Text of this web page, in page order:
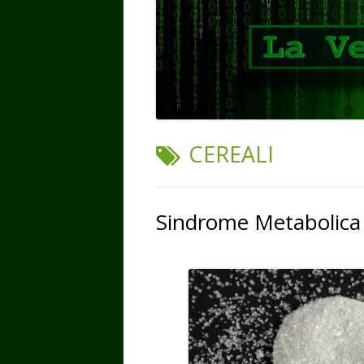
TAG:
CEREALI
Sindrome Metabolica